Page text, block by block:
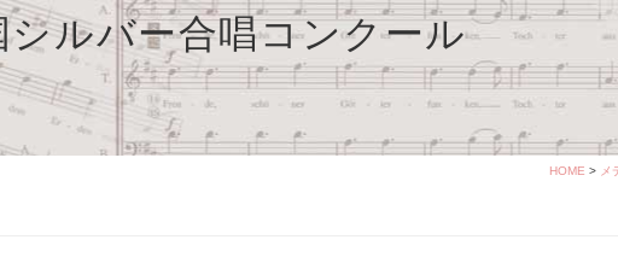
ルバー合唱コンクール
HOME > メ